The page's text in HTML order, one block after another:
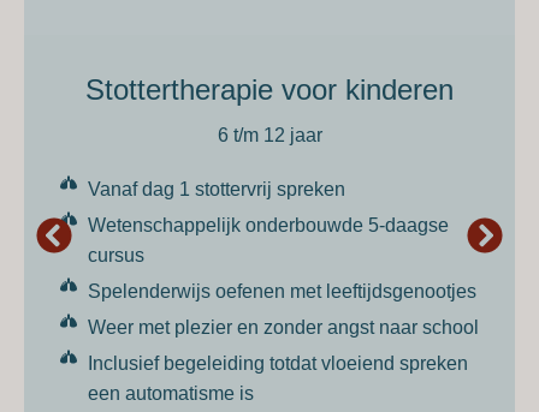
Stottertherapie voor kinderen
6 t/m 12 jaar
Vanaf dag 1 stottervrij spreken
Wetenschappelijk onderbouwde 5-daagse
cursus
Spelenderwijs oefenen met leeftijdsgenootjes
Weer met plezier en zonder angst naar school
Inclusief begeleiding totdat vloeiend spreken
een automatisme is